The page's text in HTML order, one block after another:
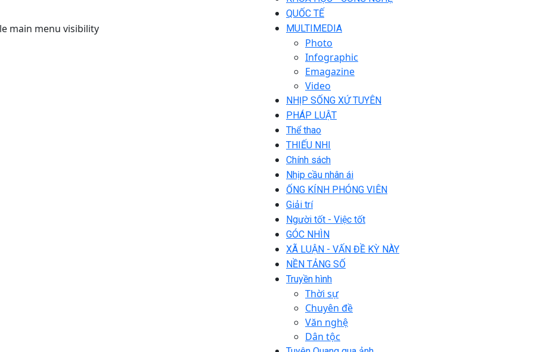
main menu visibility
QUỐC TẾ
MULTIMEDIA
Photo
Infographic
Emagazine
Video
NHỊP SỐNG XỨ TUYÊN
PHÁP LUẬT
Thể thao
THIẾU NHI
Chính sách
Nhịp cầu nhân ái
ỐNG KÍNH PHÓNG VIÊN
Giải trí
Người tốt - Việc tốt
GÓC NHÌN
XÃ LUẬN - VẤN ĐỀ KỲ NÀY
NỀN TẢNG SỐ
Truyền hình
Thời sự
Chuyên đề
Văn nghệ
Dân tộc